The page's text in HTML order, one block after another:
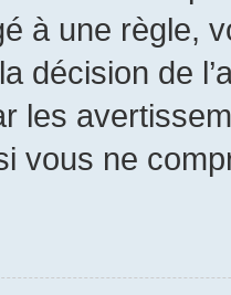
à une règle,
décision de
les
vous ne